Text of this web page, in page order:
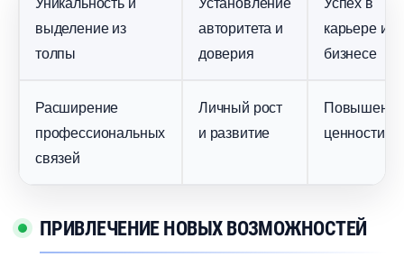
ыделение из
толпы
авторитета и
доверия
карьере и
изнесе
Расширение
профессиональных
связей
Личный рост
и развитие
Повышение
ценности
ПРИВЛЕЧЕНИЕ НОВЫХ ВОЗМОЖНОСТЕЙ